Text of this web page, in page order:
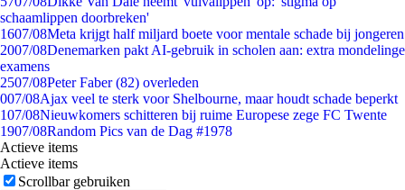
schaamlippen doorbreken'
1607/08Meta krijgt half miljard boete voor mentale schade bij jongeren
2007/08Denemarken pakt AI-gebruik in scholen aan: extra mondelinge
examens
2507/08Peter Faber (82) overleden
007/08Ajax veel te sterk voor Shelbourne, maar houdt schade beperkt
107/08Nieuwkomers schitteren bij ruime Europese zege FC Twente
1907/08Random Pics van de Dag #1978
Actieve items
Actieve items
Scrollbar gebruiken